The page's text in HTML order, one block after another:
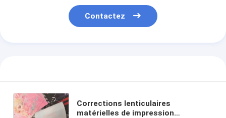
Contactez
Corrections lenticulaires
matérielles de impression